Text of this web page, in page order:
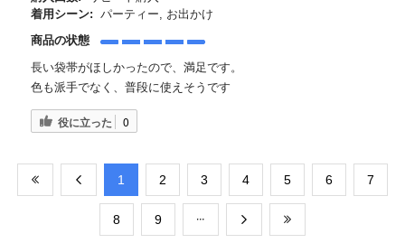
着用シーン: パーティー, お出かけ
商品の状態
長い袋帯がほしかったので、満足です。
色も派手でなく、普段に使えそうです
役に立った 0
​1 ​2 ​3 ​4 ​5 ​6 ​7
​8 ​9